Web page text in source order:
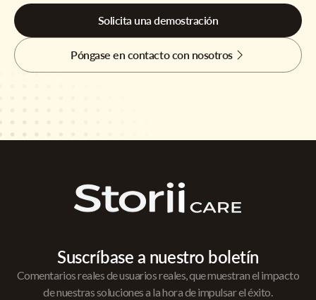
Solicita una demostración
Póngase en contacto con nosotros
Suscríbase a nuestro boletín
Comentarios reales de usuarios reales, que muestran el impacto
de nuestras soluciones a la hora de impulsar el éxito.